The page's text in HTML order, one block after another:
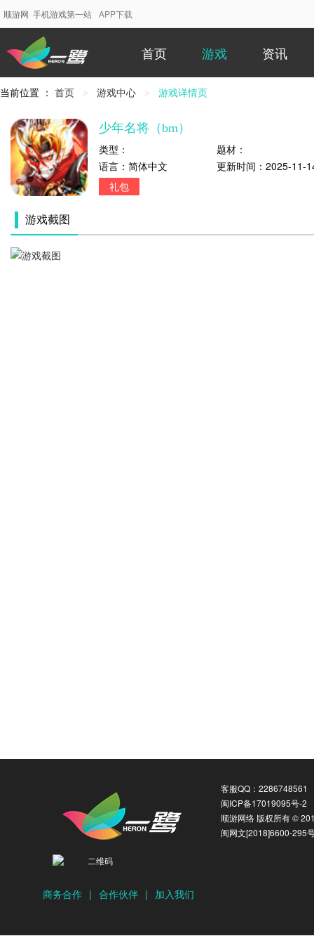
顺游网 手机游戏第一站 APP下载
首页 游戏 资讯
当前位置 ： 首页 游戏中心
当
位
置：
游戏详情页
少年名将（bm）
类型：
题材：
语言： 简体中文 更新时间： 2025-11-
礼包
游戏截图
客服QQ：2286748561
闽ICP备17019095号-2
顺游网络 版权所有 ©
闽网文[2018]6600-295
商务合作 | 合作伙伴 | 加入我们